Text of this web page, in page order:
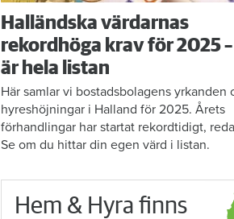
Halländska värdarnas
rekordhöga krav för 2025
är hela listan
Här samlar vi bostadsbolagens yrkanden
hyreshöjningar i Halland för 2025. Årets
förhandlingar har startat rekordtidigt,
Se om du hittar din egen värd i listan.
Hem & Hyra finns